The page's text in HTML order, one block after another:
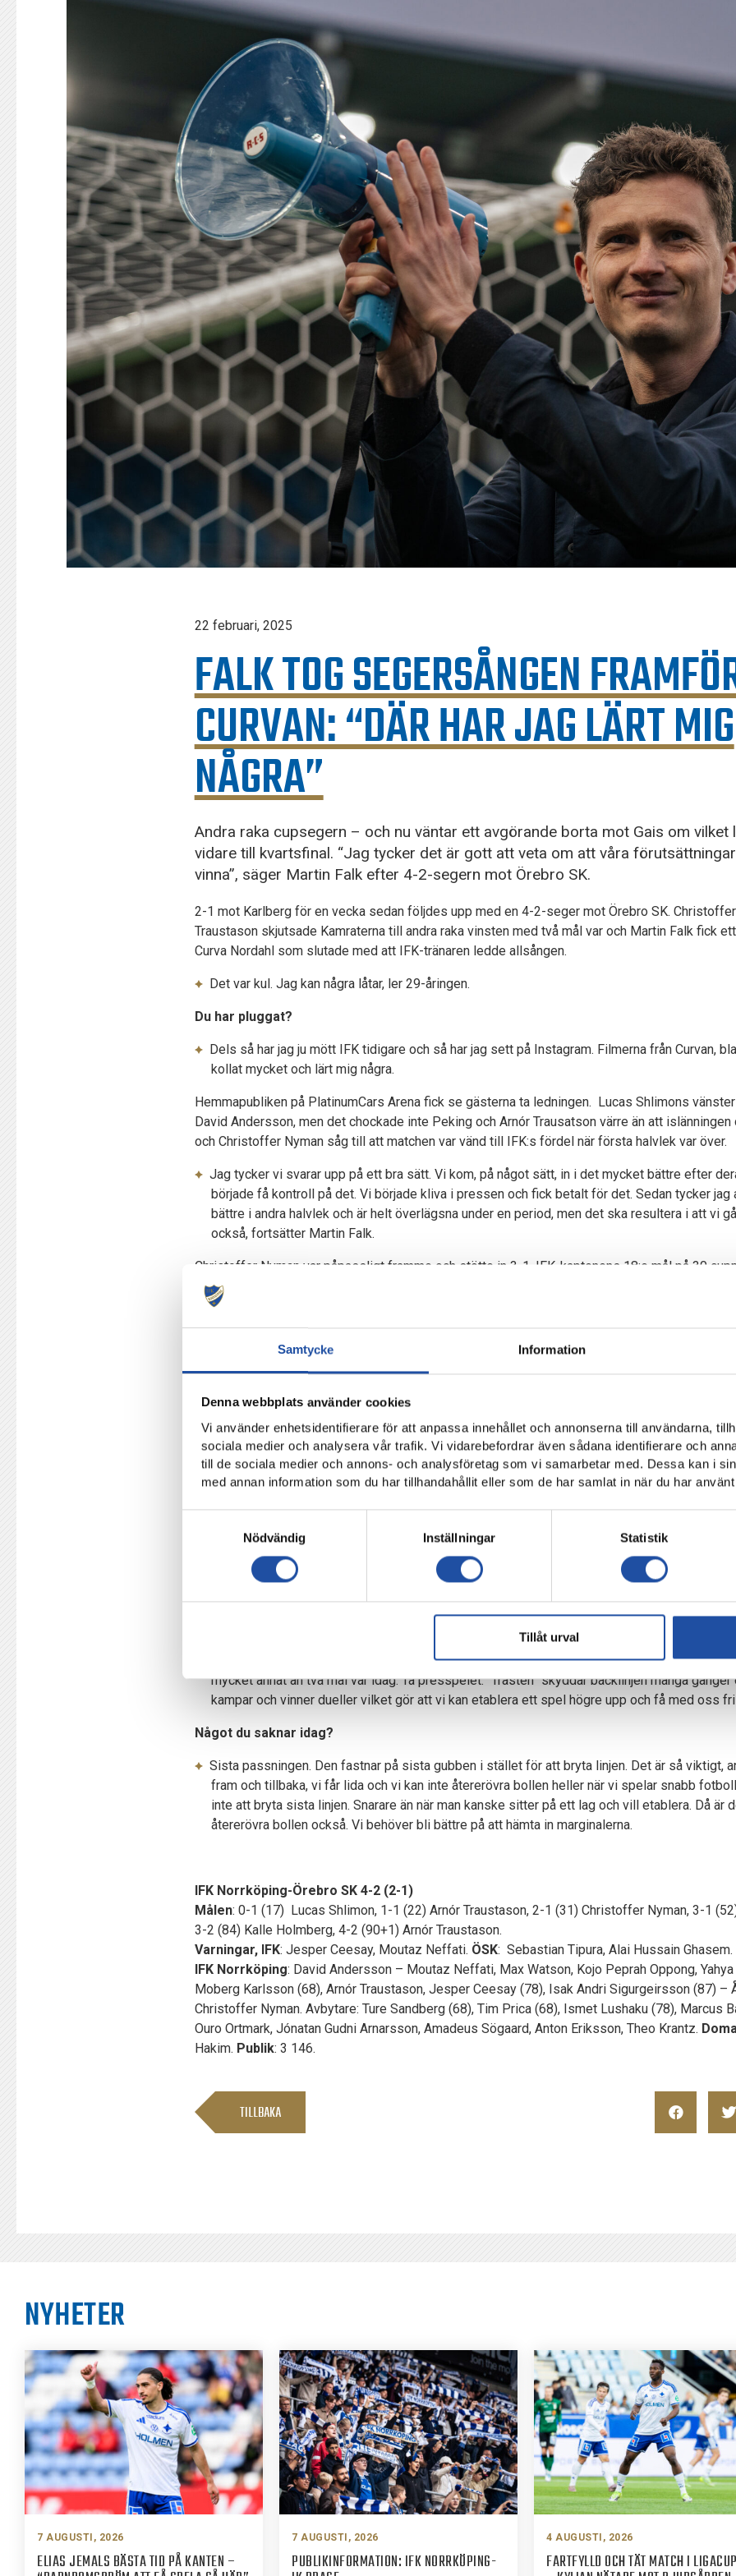
Samtycke Information
Denna webbplats använder cookies
Vi använder enhetsidentifierare för att anpassa innehållet och annonserna till användarna,
sociala medier och analysera vår trafik. Vi vidarebefordrar även sådana identifierare och
till de sociala medier och annons- och analysföretag som vi samarbetar med. Dessa kan i
med annan information som du har tillhandahållit eller som de har samlat in när du har
Nödvändig
Inställningar Statistik
Tillåt urval
KONTAKT
22 februari, 2025
FALK TOG SEGERSÅNGEN
CURVAN: “DÄR HAR JAG LÄRT MIG
NÅGRA”
Andra raka cupsegern – och nu väntar ett avgörande borta mot Gais om vilket
vidare till kvartsfinal. “Jag tycker det är gott att veta om att våra
vinna”, säger Martin Falk efter 4-2-segern mot Örebro SK.
2-1 mot Karlberg för en vecka sedan följdes upp med en 4-2-seger mot Örebro SK.
Traustason skjutsade Kamraterna till andra raka vinsten med två mål var och Martin Falk fick
Curva Nordahl som slutade med att IFK-tränaren ledde allsången.
Det var kul. Jag kan några låtar, ler 29-åringen.
Du har pluggat?
Dels så har jag ju mött IFK tidigare och så har jag sett på Instagram. Filmerna från Curvan,
kollat mycket och lärt mig några.
Hemmapubliken på PlatinumCars Arena fick se gästerna ta ledningen. Lucas Shlimons
David Andersson, men det chockade inte Peking och Arnór Trausatson värre än att
och Christoffer Nyman såg till att matchen var vänd till IFK:s fördel när första halvlek var över.
Jag tycker vi svarar upp på ett bra sätt. Vi kom, på något sätt, in i det mycket bättre efter
började få kontroll på det. Vi började kliva i pressen och fick betalt för det. Sedan tycker jag
bättre i andra halvlek och är helt överlägsna under en period, men det ska resultera i att vi
också, fortsätter Martin Falk.
Christoffer Nyman var påpassligt framme och stötte in 3-1. IFK-kaptenens 18:e mål på 30
moderklubben. I en period där IFK tryckte på för ett fjärde mål kom i stället gästernas
Holmberg med sex ordinarie minuter kvar att spela.
kommer rätt mot deras backlinje men lyckas inte med sista passningen. När det målet
direkt: “Vad kan vi göra nu, vad kan vi förändra?”. Nu i efterhand kanske det var nyttigt för
sattes under press och gruppen fick känna av att vi klarar av det här. Det är lätt att klappa
Arnór Traustasons precisa bredsida på stopptid blev spiken. 4-2 och full pott i cupen efter två
Nu står vi inför ett roligt avgörande i Göteborg om en vecka?
det är gott att veta om att våra förutsättningar är att åka dit och vinna. Vi behöver inte tänka
hit och dit. Vi ska dit och köra och vinna matchen och fortsätta att ta kliv i vår process,
Det är Christoffer Nyman och Arnór Traustason gånger två som nätar – ingen
Nej, gammal är äldst. Båda gör en jättebra match och är superviktiga för oss. Det blir lite
vi spelar med en fältare till, då kan han fylla på lite mer i box snarare än när vi spelar med
lite mer balans. Han gör en väldigt fin match. “Totte” också och de blir tillsammans tungan
mycket annat än två mål var idag. Ta presspelet. “Trasten” skyddar backlinjen många
kampar och vinner dueller vilket gör att vi kan etablera ett spel högre upp och få med oss
Något du saknar idag?
Sista passningen. Den fastnar på sista gubben i stället för att bryta linjen. Det är så viktigt,
fram och tillbaka, vi får lida och vi kan inte återerövra bollen heller när vi spelar snabb
inte att bryta sista linjen. Snarare än när man kanske sitter på ett lag och vill etablera. Då är
återerövra bollen också. Vi behöver bli bättre på att hämta in marginalerna.
IFK Norrköping-Örebro SK 4-2 (2-1)
Målen: 0-1 (17) Lucas Shlimon, 1-1 (22) Arnór Traustason, 2-1 (31) Christoffer Nyman, 3-1
3-2 (84) Kalle Holmberg, 4-2 (90+1) Arnór Traustason.
Varningar, IFK: Jesper Ceesay, Moutaz Neffati. ÖSK: Sebastian Tipura, Alai Hussain Ghasem.
IFK Norrköping: David Andersson – Moutaz Neffati, Max Watson, Kojo Peprah Oppong,
Moberg Karlsson (68), Arnór Traustason, Jesper Ceesay (78), Isak Andri Sigurgeirsson (87) –
Christoffer Nyman. Avbytare: Ture Sandberg (68), Tim Prica (68), Ismet Lushaku (78), Marcus
Ouro Ortmark, Jónatan Gudni Arnarsson, Amadeus Sögaard, Anton Eriksson, Theo Krantz.
Hakim. Publik: 3 146.
TILLBAKA
NYHETER
7 AUGUSTI, 2026
ELIAS JEMALS BÄSTA TID PÅ KANTEN –
7 AUGUSTI, 2026
PUBLIKINFORMATION: IFK NORRKÖPING-
4 AUGUSTI, 2026
FARTFYLLD OCH TÄT MATCH I